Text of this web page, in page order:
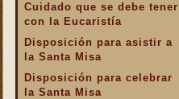
Cuidado que se debe tener
con la Eucaristía
Disposición para asistir a
la Santa Misa
Disposición para celebrar
la Santa Misa